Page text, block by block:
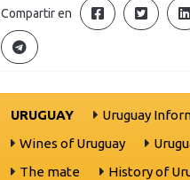
Compartir en
URUGUAY
Uruguay
Wines of Uruguay
The mate
History of